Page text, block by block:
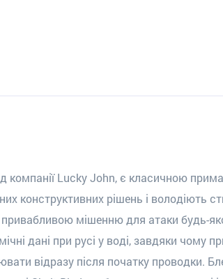
компанії Lucky John, є класичною
конструктивних рішень і володіють
мішенню для атаки будь-
дані при русі у воді, завдяки
відразу після початку проводки.